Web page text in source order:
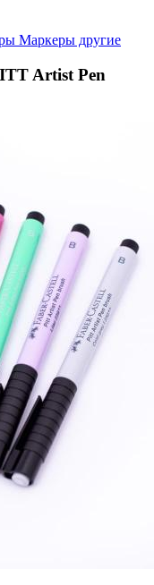
Маркеры другие
Artist Pen